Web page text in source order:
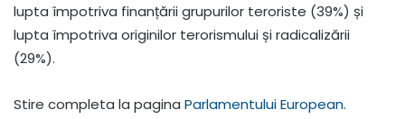
lupta împotriva finanțării grupurilor teroriste (39%) și
lupta împotriva originilor terorismului și radicalizării
(29%).
Stire completa la pagina Parlamentului European.